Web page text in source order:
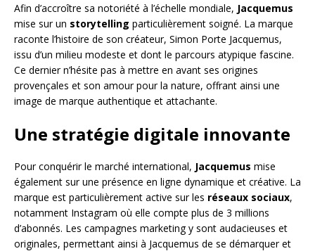
Afin d’accroître sa notoriété à l’échelle mondiale, Jacquemus
mise sur un storytelling particulièrement soigné. La marque
raconte l’histoire de son créateur, Simon Porte Jacquemus,
issu d’un milieu modeste et dont le parcours atypique fascine.
Ce dernier n’hésite pas à mettre en avant ses origines
provençales et son amour pour la nature, offrant ainsi une
image de marque authentique et attachante.
Une stratégie digitale innovante
Pour conquérir le marché international, Jacquemus mise
également sur une présence en ligne dynamique et créative. La
marque est particulièrement active sur les réseaux sociaux,
notamment Instagram où elle compte plus de 3 millions
d’abonnés. Les campagnes marketing y sont audacieuses et
originales, permettant ainsi à Jacquemus de se démarquer et